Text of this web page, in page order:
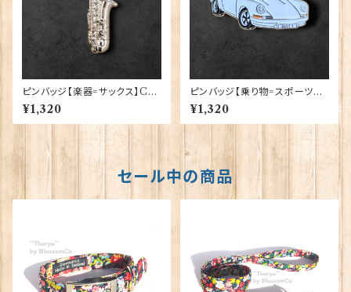
ピンバッジ【楽器=サックス】Cad
ogan 90040-XJKB09-22
¥1,320
ピンバッジ【乗り物=スポーツカ
ーW】Cadogan 90040-XJK
B11-56
¥1,320
セール中の商品